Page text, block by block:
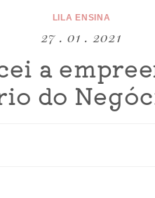
LILA ENSINA
27 . 01 . 2021
a
do